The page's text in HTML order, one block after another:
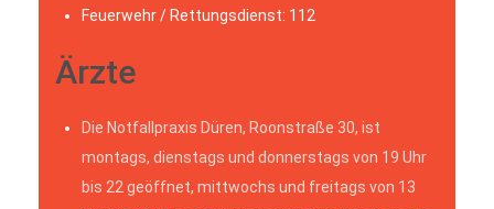
Feuerwehr / Rettungsdienst: 112
Ärzte
Die Notfallpraxis Düren, Roonstraße 30, ist
montags, dienstags und donnerstags von 19 Uhr
bis 22 geöffnet, mittwochs und freitags von 13